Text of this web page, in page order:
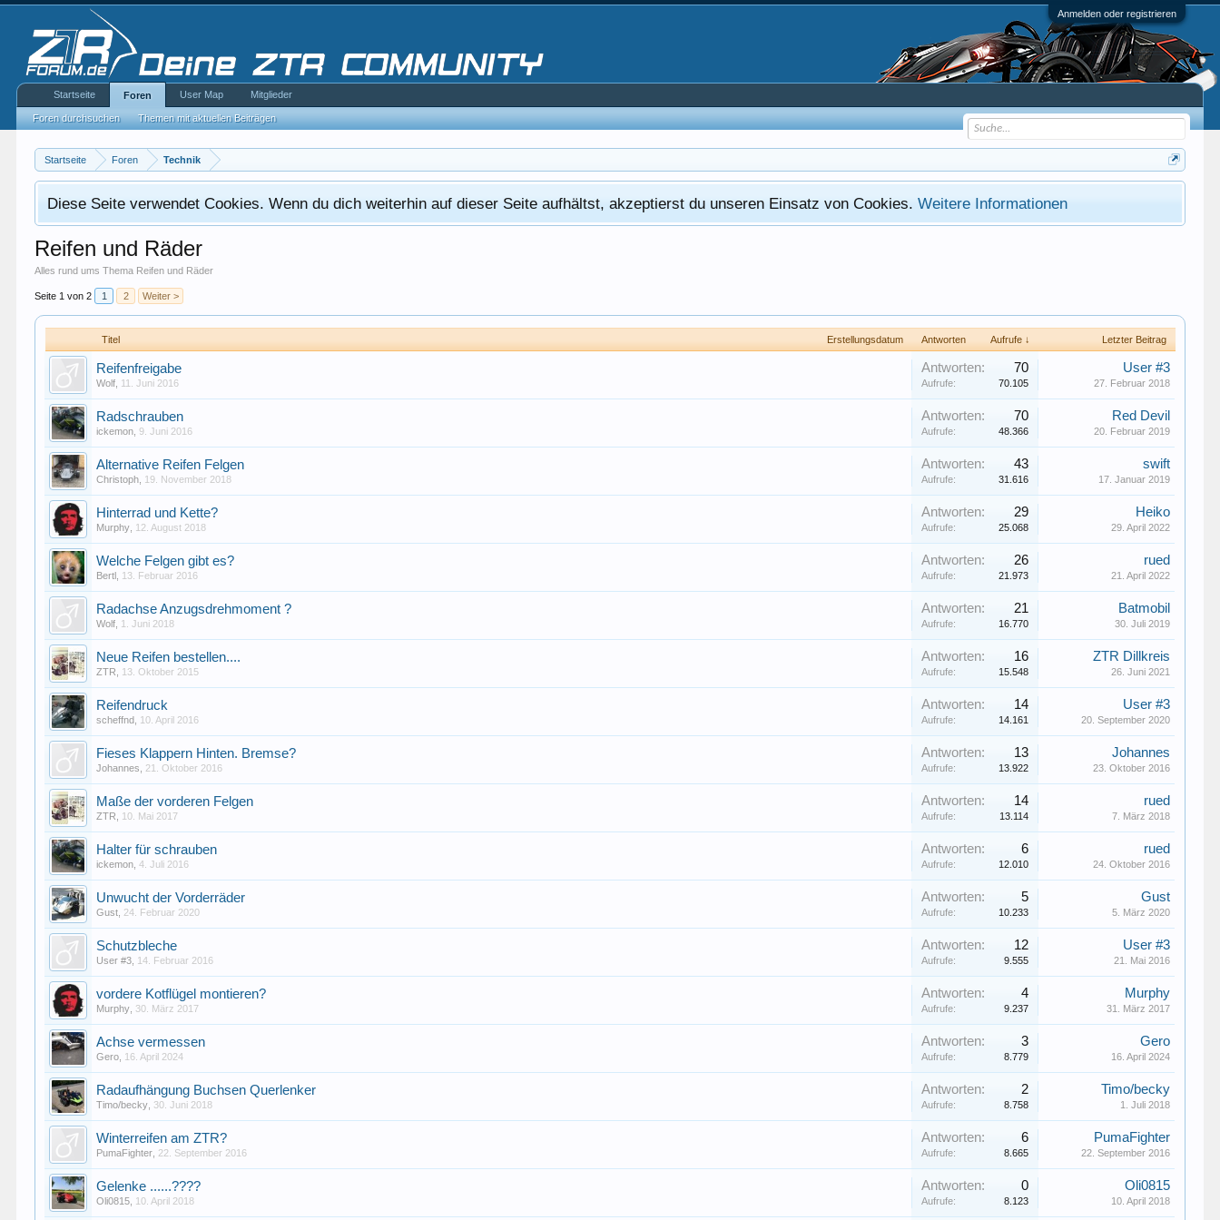
Anmelden oder registrieren
Startseite Foren Technik
Diese Seite verwendet Cookies. Wenn du dich weiterhin auf dieser Seite aufhältst, akzeptierst du unseren Einsatz von Cookies.Weitere Informationen
Reifen und Räder
Alles rund ums Thema Reifen und Räder
Seite 1 von 2 1 2 Weiter >
Titel Erstellungsdatum Antworten Aufrufe ↓ Letzter Beitrag
Reifenfreigabe
Wolf 11. Juni 2016
Antworten: 70
Aufrufe: 70.105
User #3
27. Februar 2018
Radschrauben
ickemon ,9. Juni 2016
Antworten: 70
Aufrufe: 48.366
Red Devil
20. Februar 2019
Alternative Reifen Felgen
Christoph 19. November 2018
Antworten: 43
Aufrufe: 31.616
swift
17. Januar 2019
Hinterrad und Kette?
Murphy 12. August 2018
Antworten: 29
Aufrufe: 25.068
Heiko
29. April 2022
Welche Felgen gibt es?
Bertl 13. Februar 2016
Antworten: 26
Aufrufe: 21.973
rued
21. April 2022
Radachse Anzugsdrehmoment ?
Wolf 1. Juni 2018
Antworten: 21
Aufrufe: 16.770
Batmobil
30. Juli 2019
Neue Reifen bestellen....
ZTR 13. Oktober 2015
Antworten: 16
Aufrufe: 15.548
ZTR Dillkreis
26. Juni 2021
Reifendruck
scheffnd 10. April 2016
Antworten: 14
Aufrufe: 14.161
User #3
20. September 2020
Fieses Klappern Hinten. Bremse?
Johannes 21. Oktober 2016
Antworten: 13
Aufrufe: 13.922
Johannes
23. Oktober 2016
Maße der vorderen Felgen
ZTR 10. Mai 2017
Antworten: 14
Aufrufe: 13.114
rued
7. März 2018
Halter für schrauben
ickemon ,4. Juli 2016
Antworten: 6
Aufrufe: 12.010
rued
24. Oktober 2016
Unwucht der Vorderräder
Gust 24. Februar 2020
Antworten: 5
Aufrufe: 10.233
Gust
5. März 2020
Schutzbleche
User #3 14. Februar 2016
Antworten: 12
Aufrufe: 9.555
User #3
21. Mai 2016
vordere Kotflügel montieren?
Murphy 30. März 2017
Antworten: 4
Aufrufe: 9.237
Murphy
31. März 2017
Achse vermessen
Gero 16. April 2024
Antworten: 3
Aufrufe: 8.779
Gero
16. April 2024
Radaufhängung Buchsen Querlenker
Timo/becky 30. Juni 2018
Antworten: 2
Aufrufe: 8.758
Timo/becky
1. Juli 2018
Winterreifen am ZTR?
PumaFighter 22. September 2016
Antworten: 6
Aufrufe: 8.665
PumaFighter
22. September 2016
Gelenke ......????
Oli0815 10. April 2018
Antworten: 0
Aufrufe: 8.123
Oli0815
10. April 2018
Startseite Foren
Foren durchsuchen Themen mit aktuellen Beiträgen
User Map Mitglieder